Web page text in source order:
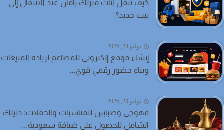
كيف تنقل أثاث منزلك بأمان عند الانتقال إلى
بيت جديد؟
يوليو 23, 2026
إنشاء موقع إلكتروني للمطاعم لزيادة المبيعات
وبناء حضور رقمي قوي...
يوليو 23, 2026
قهوجي وصبابين للمناسبات والحفلات: دليلك
الشامل للحصول على ضيافة سعودية...